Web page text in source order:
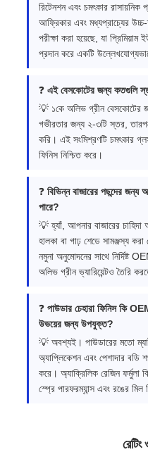
রিটেনশন এবং চমৎকার
আফ্রিকার এবং মধ্যপ্রাচ্যের উচ্চ-
পরীক্ষা করা হয়েছে, যা প্রিমিয়াম
প্রদান করে একটি
❓ এই বেসকোটের জন্য কতগুলি
💡 ১কে অলিভ গ্রীন বেসকোটের
গভীরতার জন্য ২-৩টি স্তর,
করি। এই সংমিশ্রণটি চমৎকার
ফিনিস নিশ্চিত করে।
❓ বিভিন্ন বাজারের পছন্দের
পারে?
💡 হ্যাঁ, আপনার বাজারের
হালকা বা গাঢ় শেডে সামঞ্জস্য
নমুনা অনুমোদনের সাথে নির্দিষ্ট
অলিভ গ্রীন ভ্যারিয়েন্টও তৈরি
❓ পাউডার চেহারা ফিনিস কি
উভয়ের জন্য উপযুক্ত?
💡 অবশ্যই। পাউডারের মতো
অ্যাপ্লিকেশন এবং পেশাদার বডি
করে। অ্যাক্রিলিক রেজিন ফর্মুলা
স্প্রে পারফরম্যান্স এবং রঙের মিল
রেটিং